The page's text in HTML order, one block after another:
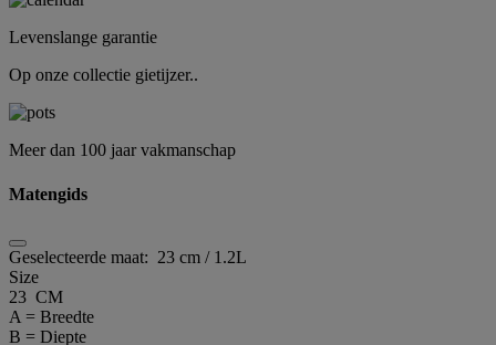
Levenslange garantie
Op onze collectie gietijzer..
Meer dan 100 jaar vakmanschap
Matengids
Geselecteerde maat: 23 cm / 1.2L
Size
23 CM
A = Breedte
B = Diepte